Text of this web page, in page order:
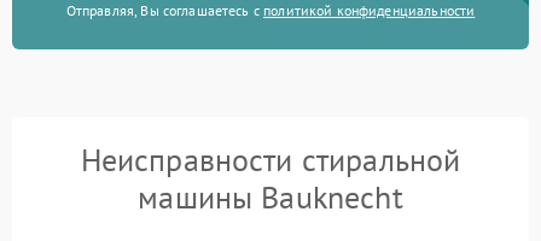
Отправляя, Вы соглашаетесь с политикой конфиденциальности
Неисправности стиральной
машины Bauknecht